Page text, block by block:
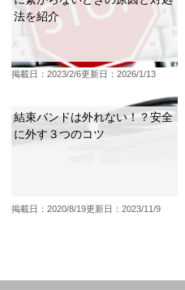
法を紹介
掲載日：2023/2/6更新日：2026/1/13
結束バンドは外れない！？安全
に外す３つのコツ
掲載日：2020/8/19更新日：2023/11/9